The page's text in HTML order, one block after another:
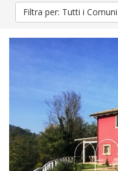
Filtra per: Tutti i Comuni